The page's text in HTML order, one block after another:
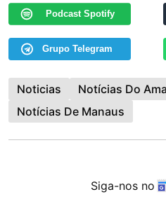
Podcast Spotify
Grupo Telegram
Noticias
Notícias Do
Notícias De Manaus
Siga-nos no